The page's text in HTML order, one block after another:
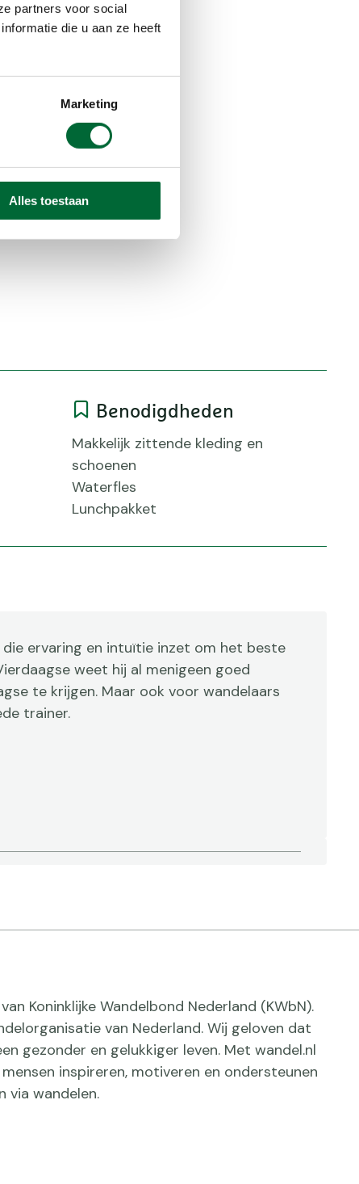
partners voor social
die u aan ze heeft
Marketing
Alles toestaan
Benodigdheden
Makkelijk zittende kleding en
schoenen
Waterfles
Lunchpakket
ervaring en intuïtie inzet om het beste
weet hij al menigeen goed
te krijgen. Maar ook voor wandelaars
trainer.
Koninklijke Wandelbond Nederland (KWbN).
van Nederland. Wij geloven dat
gezonder en gelukkiger leven. Met wandel.nl
inspireren, motiveren en ondersteunen
via wandelen.